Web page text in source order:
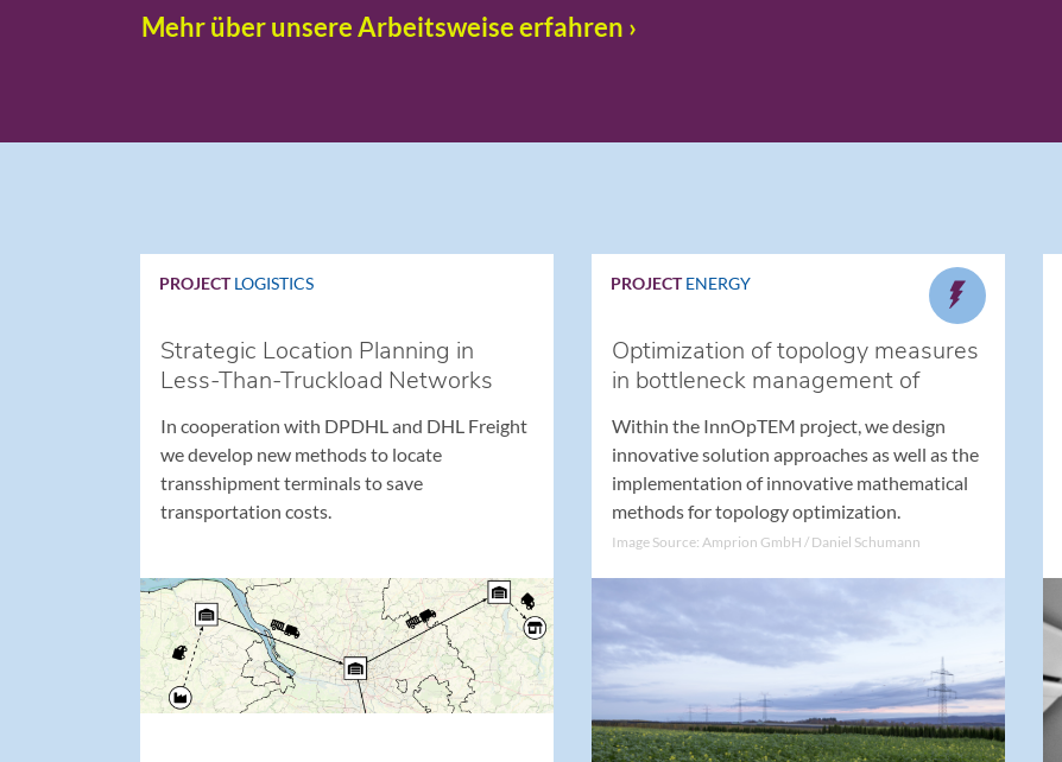
Mehr über unsere Arbeitsweise erfahren ›
PROJECT LOGISTICS
Strategic Location Planning in
Less-Than-Truckload Networks
In cooperation with DPDHL and DHL Freight
we develop new methods to locate
transshipment terminals to save
transportation costs.
PROJECT ENERGY
Optimization of topology measures
in bottleneck management of
Within the InnOpTEM project, we design
innovative solution approaches as well as the
implementation of innovative mathematical
methods for topology optimization.
Image Source: Amprion GmbH / Daniel Schumann